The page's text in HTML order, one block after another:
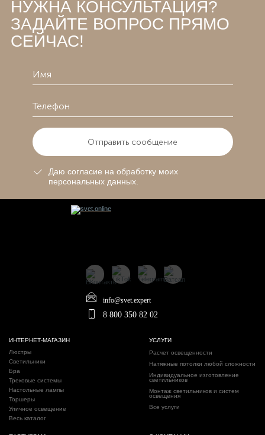
НУЖНА КОНСУЛЬТАЦИЯ?
ЗАДАЙТЕ ВОПРОС ПРЯМО
СЕЙЧАС!
Отправить сообщение
Даю согласие на обработку моих
персональных данных.
info@svet.expert
8 800 350 82 02
ИНТЕРНЕТ-МАГАЗИН
Люстры
Светильники
Бра
Трековые системы
Настольные лампы
Торшеры
Уличное освещение
Весь каталог
УСЛУГИ
Расчет освещенности
Натяжные потолки любой сложности
Индивидуальное изготовление
светильников
Монтаж светильников и систем
освещения
Все услуги